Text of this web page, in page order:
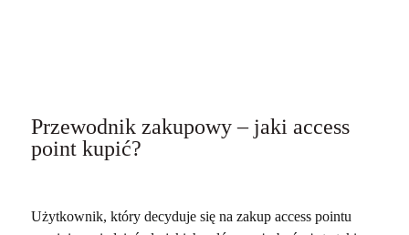
Przewodnik zakupowy – jaki access
point kupić?
Użytkownik, który decyduje się na zakup access pointu